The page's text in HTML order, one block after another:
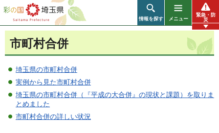
彩の国 埼玉県
情報を探す メニュー
緊急・防
災
市町村合併
埼玉県の市町村合併
実例から見た市町村合併
埼玉県の市町村合併（『平成の大合併』の現状と課題）を取りま
とめました
市町村合併の詳しい状況